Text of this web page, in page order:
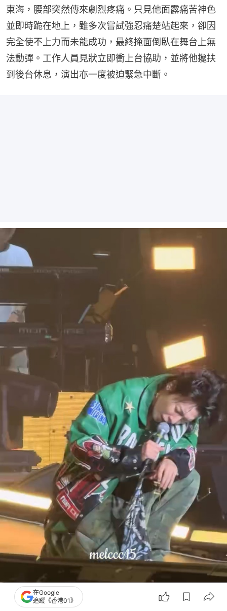
東海，腰部突然傳來劇烈疼痛。只見他面露痛苦神色
並即時跪在地上，雖多次嘗試強忍痛楚站起來，卻因
完全使不上力而未能成功，最終掩面倒臥在舞台上無
法動彈。工作人員見狀立即衝上台協助，並將他攙扶
到後台休息，演出亦一度被迫緊急中斷。
在Google
追蹤《香港01》